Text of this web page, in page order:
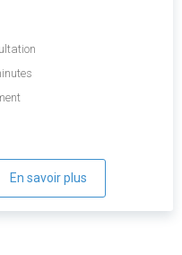
En savoir plus